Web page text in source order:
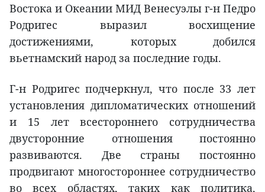
Востока и Океании МИД Венесуэлы г-н Педро
Родригес выразил восхищение
достижениями, которых добился
вьетнамский народ за последние годы.
Г-н Родригес подчеркнул, что после 33 лет
установления дипломатических отношений
и 15 лет всестороннего сотрудничества
двусторонние отношения постоянно
развиваются. Две страны постоянно
продвигают многостороннее сотрудничество
во всех областях, таких как политика,